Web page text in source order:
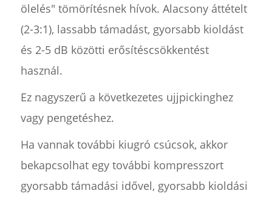
ölelés" tömörítésnek hívok. Alacsony áttételt
(2-3:1), lassabb támadást, gyorsabb kioldást
és 2-5 dB közötti erősítéscsökkentést
használ.
Ez nagyszerű a következetes ujjpickinghez
vagy pengetéshez.
Ha vannak további kiugró csúcsok, akkor
bekapcsolhat egy további kompresszort
gyorsabb támadási idővel, gyorsabb kioldási